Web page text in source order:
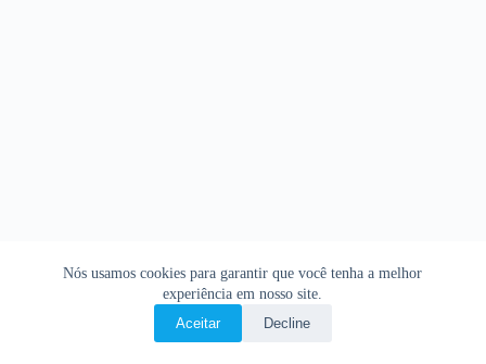
Nós usamos cookies para garantir que você tenha a melhor
experiência em nosso site.
Aceitar
Decline
Copyright © 2026 • O Livro Sagrado • Bíblia Online •